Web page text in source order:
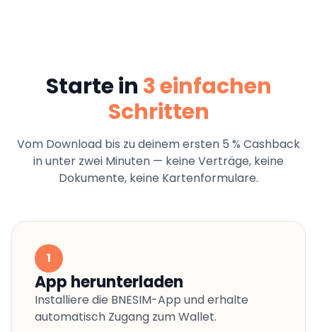
Starte in 3 einfachen
Schritten
Vom Download bis zu deinem ersten 5 % Cashback
in unter zwei Minuten — keine Verträge, keine
Dokumente, keine Kartenformulare.
1
App herunterladen
Installiere die BNESIM-App und erhalte
automatisch Zugang zum Wallet.